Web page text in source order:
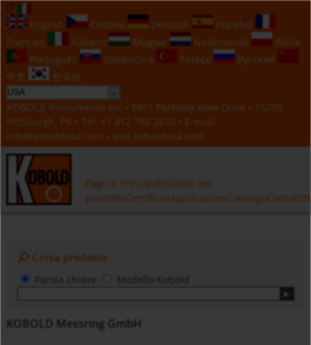
English
Čeština Deutsch
Español
Français
Italiano Magyar Nederlands
Polski
Português
Slovenčina Türkçe
Русский
中文
한국의
KOBOLD Instruments Inc • 1801 Parkway View Drive • 15205
Pittsburgh, PA • Tel:
+1 412 788 2830 • E-mail:
info@koboldusa.com • visit koboldusa.com
Pagina PrincipaleScelta del
prodottoCertificati Applicazioni CatalogoContatti
Cerca prodotto
Modello Kobold
KOBOLD Messring GmbH